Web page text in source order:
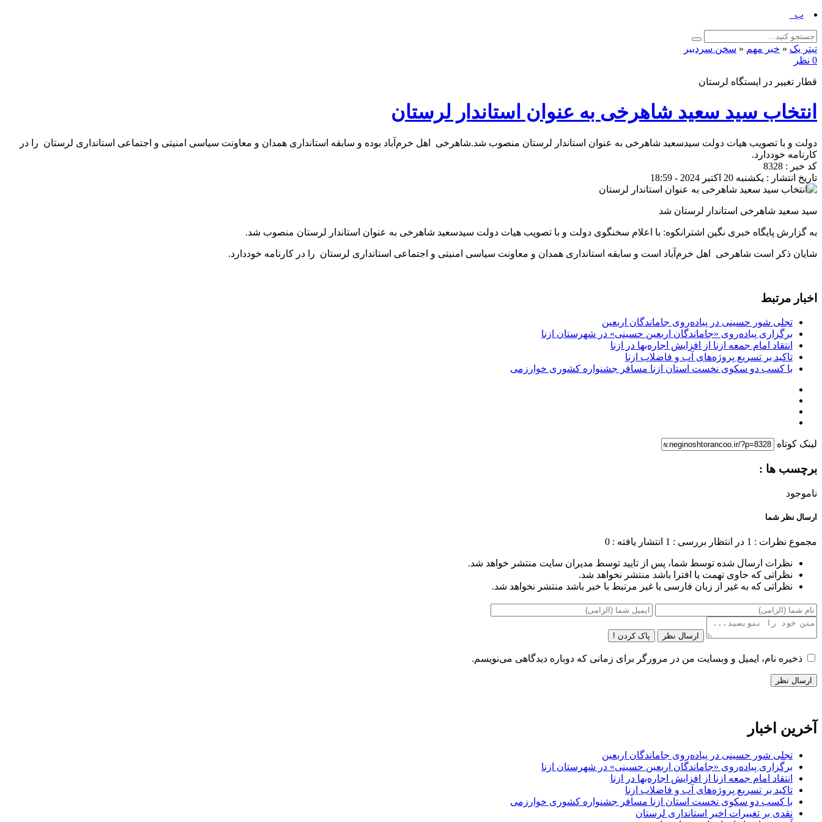
برگزاری پیاده‌ر_
تیتر یک « خبر مهم « سخن سردبیر
0 نظر
قطار تغییر در ایستگاه لرستان
انتخاب سید سعید شاهرخی به عنوان استاندار لرستان
دولت و با تصویب هیات دولت سیدسعید شاهرخی به‌ عنوان استاندار لرستان منصوب شد.شاهرخی اهل خرم‌آباد بوده و سابقه استانداری همدان و معاونت سياسی امنيتی و اجتماعی استانداری لرستان را در
کارنامه خوددارد.
کد خبر : 8328
تاریخ انتشار : یکشنبه 20 اکتبر 2024 - 18:59
سید سعید شاهرخی استاندار لرستان شد
به گزارش پایگاه خبری نگین اشترانکوه: با اعلام سخنگوی دولت و با تصویب هیات دولت سیدسعید شاهرخی به‌ عنوان استاندار لرستان منصوب شد.
شایان ذکر است شاهرخی اهل خرم‌آباد است و سابقه استانداری همدان و معاونت سياسی امنيتی و اجتماعی استانداری لرستان را در کارنامه خوددارد.
اخبار مرتبط
تجلی شور حسینی در پیاده‌روی جاماندگان اربعین
برگزاری پیاده‌روی «جاماندگان اربعین حسینی» در شهرستان ازنا
انتقاد امام جمعه ازنا از افزایش اجاره‌بها در ازنا
تاکید بر تسریع پروژه‌های آب و فاضلاب ازنا
با کسب دو سکوی نخست استان ازنا مسافر جشنواره کشوری خوارزمی
لینک کوتاه
برچسب ها :
ناموجود
ارسال نظر شما
مجموع نظرات : 1 در انتظار بررسی : 1 انتشار یافته : 0
نظرات ارسال شده توسط شما، پس از تایید توسط مدیران سایت منتشر خواهد شد.
نظراتی که حاوی تهمت یا افترا باشد منتشر نخواهد شد.
نظراتی که به غیر از زبان فارسی یا غیر مرتبط با خبر باشد منتشر نخواهد شد.
ارسال نظر پاک کردن !
ذخیره نام، ایمیل و وبسایت من در مرورگر برای زمانی که دوباره دیدگاهی می‌نویسم.
آخرین اخبار
تجلی شور حسینی در پیاده‌روی جاماندگان اربعین
برگزاری پیاده‌روی «جاماندگان اربعین حسینی» در شهرستان ازنا
انتقاد امام جمعه ازنا از افزایش اجاره‌بها در ازنا
تاکید بر تسریع پروژه‌های آب و فاضلاب ازنا
با کسب دو سکوی نخست استان ازنا مسافر جشنواره کشوری خوارزمی
نقدی بر تغییرات اخیر استانداری لرستان